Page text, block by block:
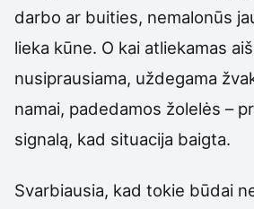
darbo ar buities, nemalonūs
lieka kūne. O kai atliekamas
nusiprausiama, uždegama
namai, padedamos žolelės –
signalą, kad situacija baigta.
Svarbiausia, kad tokie būdai